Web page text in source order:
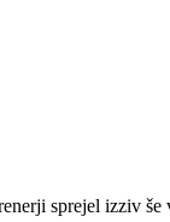
sprejel izziv